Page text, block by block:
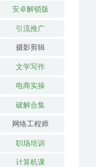
安卓解锁版
引流推广
摄影剪辑
文学写作
电商实操
破解合集
网络工程师
职场培训
计算机课